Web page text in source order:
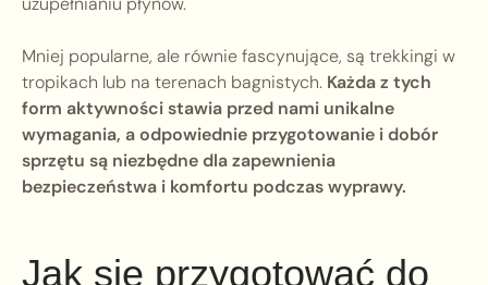
Mniej popularne, ale równie fascynujące, są trekkingi w
tropikach lub na terenach bagnistych. Każda z tych
form aktywności stawia przed nami unikalne
wymagania, a odpowiednie przygotowanie i dobór
sprzętu są niezbędne dla zapewnienia
bezpieczeństwa i komfortu podczas wyprawy.
Jak się przygotować do